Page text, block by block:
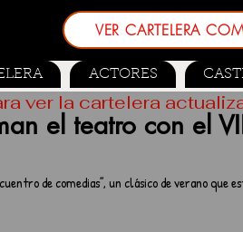
VER CARTELERA
ACTORES
el teatro con el
de comedias”, un clásico de verano que
ver la cartelera